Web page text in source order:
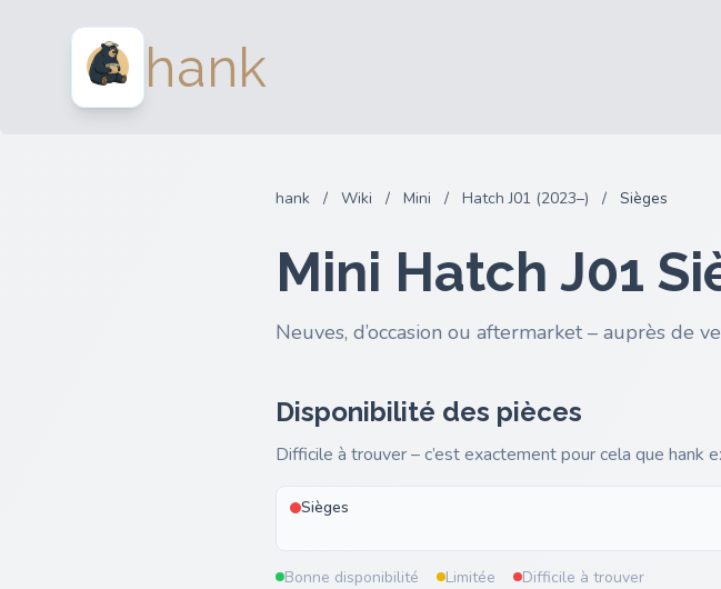
hank
hank / Wiki / Mini / Hatch J01 (2023–) / Sièges
Mini Hatch J01
Neuves, d’occasion ou aftermarket – auprès de
Disponibilité des pièces
Difficile à trouver – c’est exactement pour cela que hank
Sièges
Bonne disponibilité Limitée
Difficile à trouver